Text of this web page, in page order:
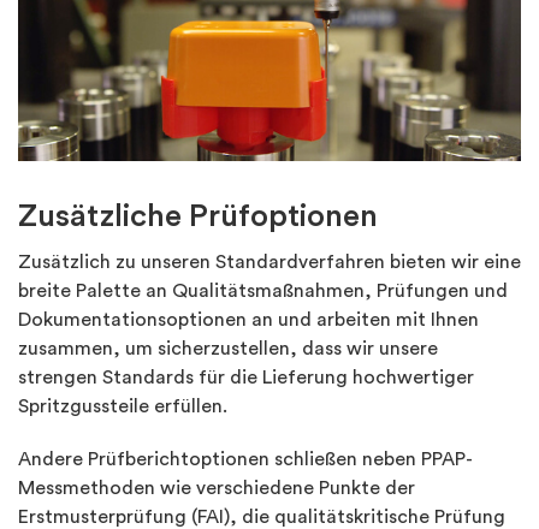
Zusätzliche Prüfoptionen
Zusätzlich zu unseren Standardverfahren bieten wir eine
breite Palette an Qualitätsmaßnahmen, Prüfungen und
Dokumentationsoptionen an und arbeiten mit Ihnen
zusammen, um sicherzustellen, dass wir unsere
strengen Standards für die Lieferung hochwertiger
Spritzgussteile erfüllen.
Andere Prüfberichtoptionen schließen neben PPAP-
Messmethoden wie verschiedene Punkte der
Erstmusterprüfung (FAI), die qualitätskritische Prüfung